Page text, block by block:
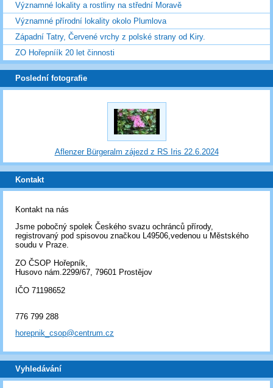
Významné lokality a rostliny na střední Moravě
Významné přírodní lokality okolo Plumlova
Západní Tatry, Červené vrchy z polské strany od Kiry.
ZO Hořepníík 20 let činnosti
Poslední fotografie
Aflenzer Bürgeralm zájezd z RS Iris 22.6.2024
Kontakt
Kontakt na nás
Jsme pobočný spolek Českého svazu ochránců přírody,
registrovaný pod spisovou značkou L49506,vedenou u Městského
soudu v Praze.
ZO ČSOP Hořepník,
Husovo nám.2299/67, 79601 Prostějov
IČO 71198652
776 799 288
horepnik_csop@centrum.cz
Vyhledávání